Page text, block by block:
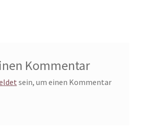
Kommentar
sein, um einen Kommentar